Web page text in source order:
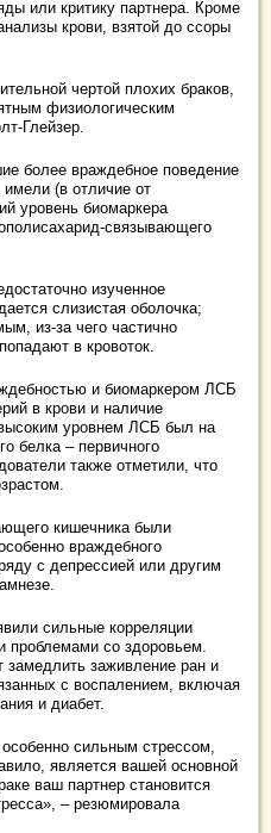
или критику партнера. Кроме
крови, взятой до ссоры
чертой плохих браков,
физиологическим
Глейзер.
более враждебное поведение
(в отличие от
уровень биомаркера
связывающего
изученное
слизистая оболочка;
из-за чего частично
в кровоток.
и биомаркером ЛСБ
в крови и наличие
уровнем ЛСБ был на
белка – первичного
также отметили, что
кишечника были
враждебного
с депрессией или другим
сильные корреляции
проблемами со здоровьем.
заживление ран и
с воспалением, включая
и диабет.
сильным стрессом,
является вашей основной
ваш партнер становится
– резюмировала